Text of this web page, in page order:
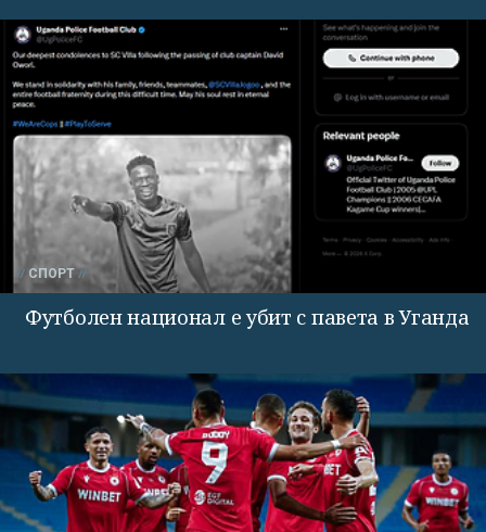
СПОРТ
Футболен национал е убит с павета в Уганда